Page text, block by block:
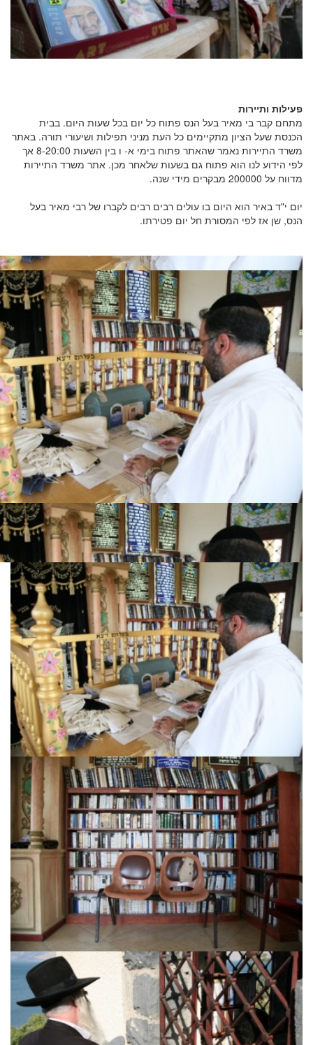
פעילות ותיירות
מתחם קבר בי מאיר בעל הנס פתוח כל יום בכל שעות היום. בבית
הכנסת שעל הציון מתקיימים כל העת מניני תפילות ושיעורי תורה. באתר
משרד התיירות נאמר שהאתר פתוח בימי א- ו בין השעות 8-20:00 אך
לפי הידוע לנו הוא פתוח גם בשעות שלאחר מכן. אתר משרד התיירות
מדווח על 200000 מבקרים מידי שנה.
יום י"ד באיר הוא היום בו עולים רבים רבים לקברו של רבי מאיר בעל
הנס, שן אז לפי המסורת חל יום פטירתו.